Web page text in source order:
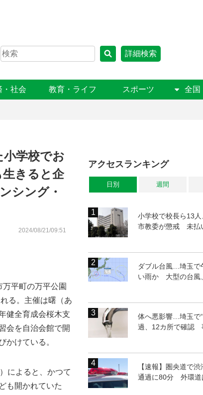
詳細検索
・社会 教育・ライフ スポーツ 全国
学校でお
きると企
シング・
2024/08/21/09:51
当日に向けて自治会館で練習に励む人たち
平町の万平公園
る。主催は曙（あ
健全育成会桜木支
会を自治会館で開
かけている。
によると、かつて
も開かれていた
アクセスランキング
日別 週間
小学校で校長ら13人
市教委が懲戒 未払
ダブル台風…埼玉で
い雨か 大型の台風
体へ悪影響…埼玉で
過、12カ所で確認
【速報】圏央道で渋
通過に80分 外環道